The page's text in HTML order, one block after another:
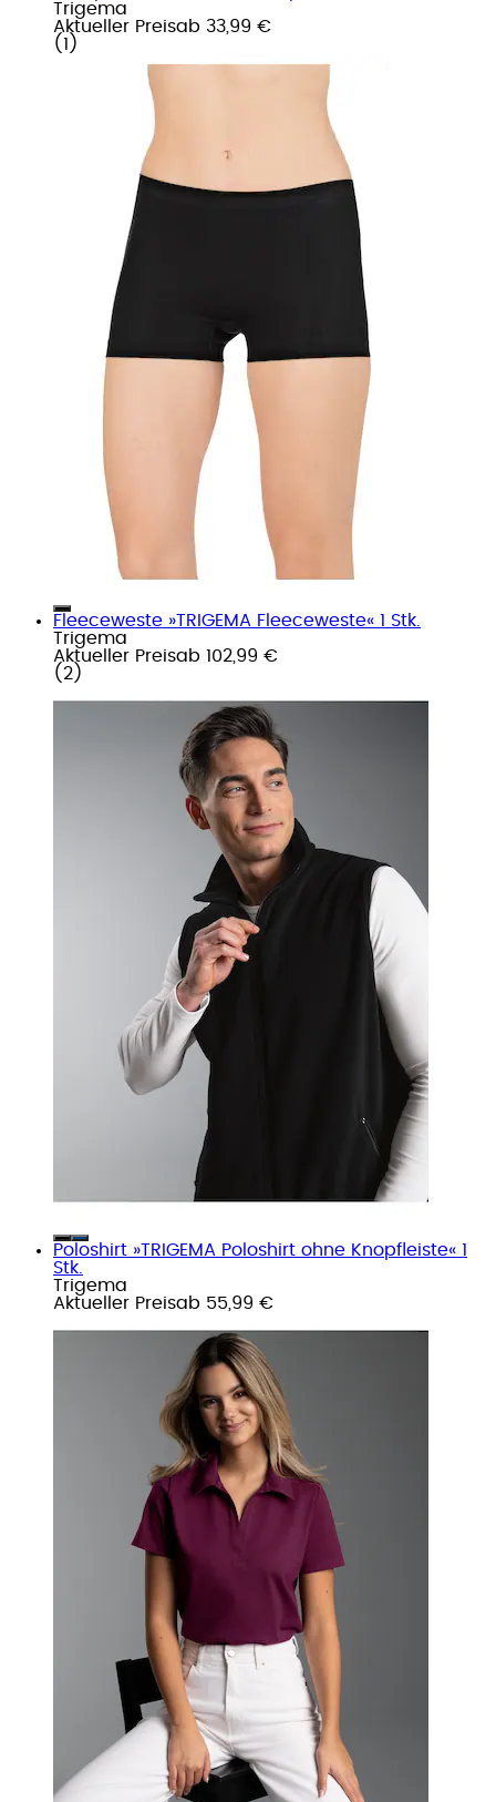
Trigema
Aktueller Preisab 33,99 €
( 1 )
Fleeceweste »TRIGEMA Fleeceweste« 1 Stk.
Trigema
Aktueller Preisab 102,99 €
( 2 )
Poloshirt »TRIGEMA Poloshirt ohne Knopfleiste« 1
Stk.
Trigema
Aktueller Preisab 55,99 €